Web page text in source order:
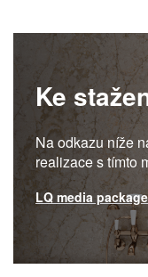
Ke
Na odkazu níže
realizace s tímto
LQ media package